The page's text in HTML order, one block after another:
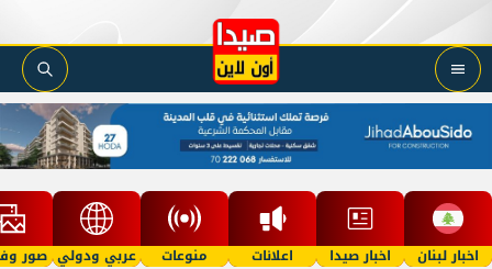
اخبار لبنان اخبار صيدا اعلانات منوعات عربي ودولي صور